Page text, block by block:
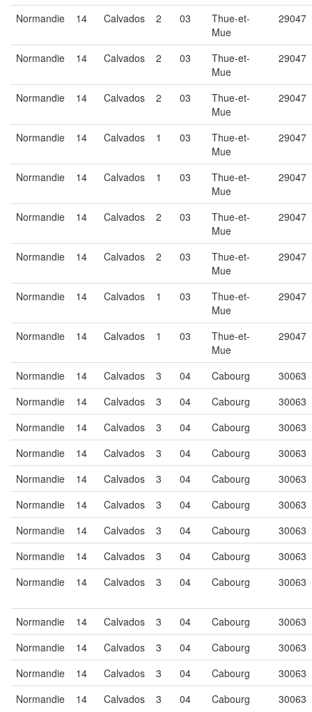
Normandie 14 Calvados 2 03
Thue-et-
Mue
29047
Normandie 14 Calvados 2 03
Thue-et-
Mue
29047
Normandie 14 Calvados 2 03
Thue-et-
Mue
29047
Normandie 14 Calvados 1 03
Thue-et-
Mue
29047
Normandie 14 Calvados 1 03
Thue-et-
Mue
29047
Normandie 14 Calvados 2 03
Thue-et-
Mue
29047
Normandie 14 Calvados 2 03
Thue-et-
Mue
29047
Normandie 14 Calvados 1 03
Thue-et-
Mue
29047
Normandie 14 Calvados 1 03
Thue-et-
Mue
29047
Normandie 14 Calvados 3 04 Cabourg
30063
Normandie
14 Calvados 3 04 Cabourg
30063
Normandie
14 Calvados 3 04 Cabourg
30063
Normandie
14 Calvados 3 04 Cabourg
30063
Normandie
14 Calvados 3 04 Cabourg
30063
Normandie
14 Calvados 3 04 Cabourg
30063
Normandie
14 Calvados 3 04 Cabourg
30063
Normandie
14 Calvados 3 04 Cabourg
30063
Normandie
14 Calvados 3 04 Cabourg 30063
Normandie 14 Calvados 3 04 Cabourg
30063
Normandie
14 Calvados 3 04 Cabourg
30063
Normandie
14 Calvados 3 04 Cabourg
30063
Normandie
14 Calvados 3 04 Cabourg 30063